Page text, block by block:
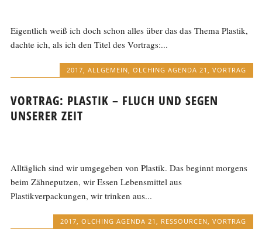
Eigentlich weiß ich doch schon alles über das das Thema Plastik,
dachte ich, als ich den Titel des Vortrags:...
2017 ALLGEMEIN OLCHING AGENDA 21 VORTRAG
VORTRAG: PLASTIK – FLUCH UND SEGEN
UNSERER ZEIT
Alltäglich sind wir umgegeben von Plastik. Das beginnt morgens
beim Zähneputzen, wir Essen Lebensmittel aus
Plastikverpackungen, wir trinken aus...
2017, OLCHING AGENDA 21 , RESSOURCEN, VORTRAG